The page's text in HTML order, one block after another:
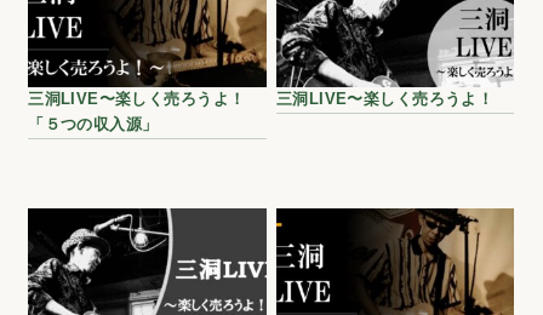
三洞LIVE〜楽しく売ろうよ！
「５つの収入源」
三洞LIVE〜楽しく売ろうよ！